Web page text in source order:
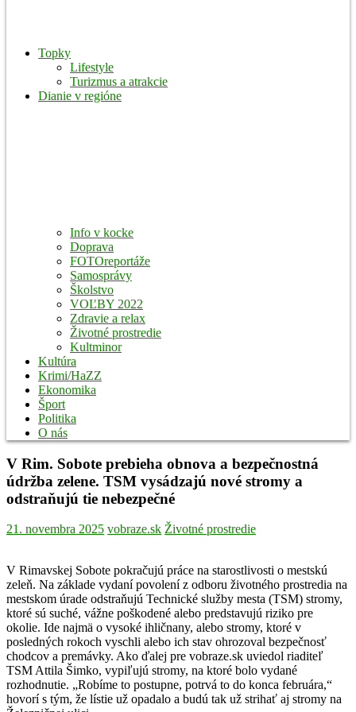
Topky
Lifestyle
Turizmus a atrakcie
Dianie v regióne
Info v kocke
Doprava
FOTOreportáže
Samosprávy
Školstvo
VOĽBY 2022
Zdravie a relax
Životné prostredie
Kultminor
Kultúra
Krimi/HaZZ
Ekonomika
Šport
Politika
O nás
V Rim. Sobote prebieha obnova a bezpečnostná
údržba zelene. TSM vysádzajú nové stromy a
odstraňujú tie nebezpečné
21. novembra 2025 vobraze.sk Životné prostredie
V Rimavskej Sobote pokračujú práce na starostlivosti o mestskú
zeleň. Na základe vydaní povolení z odboru životného prostredia na
mestskom úrade odstraňujú Technické služby mesta (TSM) stromy,
ktoré sú suché, vážne poškodené alebo predstavujú riziko pre
okolie. Ide najmä o vysoké ihličnany, alebo stromy, ktoré v
posledných rokoch vyschli alebo ich stav ohrozoval bezpečnosť
chodcov a premávky. Ako ďalej pre vobraze.sk uviedol riaditeľ
TSM Attila Šimko, vypiľujú stromy, na ktoré bolo vydané
rozhodnutie. „Robíme to postupne, potrvá to do konca februára,“
hovorí s tým, že lístie už opadalo a budú tak už strihať aj stromy na